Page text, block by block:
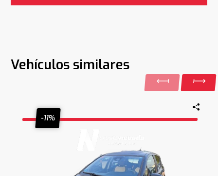
Vehículos similares
-11%